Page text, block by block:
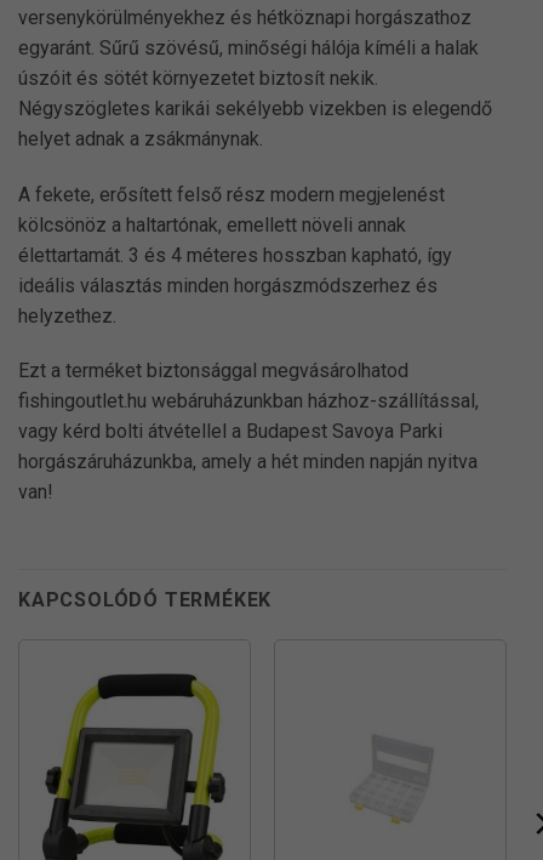
versenykörülményekhez és hétköznapi horgászathoz
egyaránt. Sűrű szövésű, minőségi hálója kíméli a halak
úszóit és sötét környezetet biztosít nekik.
Négyszögletes karikái sekélyebb vizekben is elegendő
helyet adnak a zsákmánynak.
A fekete, erősített felső rész modern megjelenést
kölcsönöz a haltartónak, emellett növeli annak
élettartamát. 3 és 4 méteres hosszban kapható, így
ideális választás minden horgászmódszerhez és
helyzethez.
Ezt a terméket biztonsággal megvásárolhatod
fishingoutlet.hu webáruházunkban házhoz-szállítással,
vagy kérd bolti átvétellel a Budapest Savoya Parki
horgászáruházunkba, amely a hét minden napján nyitva
van!
KAPCSOLÓDÓ TERMÉKEK